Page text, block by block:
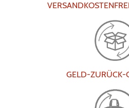
GELD-ZURÜCK-